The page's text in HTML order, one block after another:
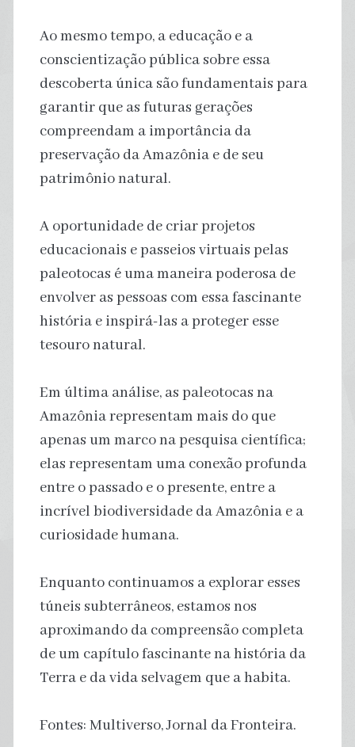
Ao mesmo tempo, a educação e a
conscientização pública sobre essa
descoberta única são fundamentais para
garantir que as futuras gerações
compreendam a importância da
preservação da Amazônia e de seu
patrimônio natural.
A oportunidade de criar projetos
educacionais e passeios virtuais pelas
paleotocas é uma maneira poderosa de
envolver as pessoas com essa fascinante
história e inspirá-las a proteger esse
tesouro natural.
Em última análise, as paleotocas na
Amazônia representam mais do que
apenas um marco na pesquisa científica;
elas representam uma conexão profunda
entre o passado e o presente, entre a
incrível biodiversidade da Amazônia e a
curiosidade humana.
Enquanto continuamos a explorar esses
túneis subterrâneos, estamos nos
aproximando da compreensão completa
de um capítulo fascinante na história da
Terra e da vida selvagem que a habita.
Fontes: Multiverso, Jornal da Fronteira.